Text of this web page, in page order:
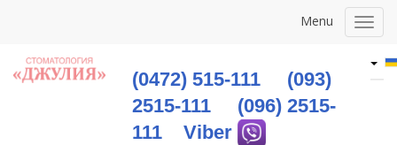
Menu
(0472) 515-111
(093)
2515-111
(096) 2515-
111
Viber